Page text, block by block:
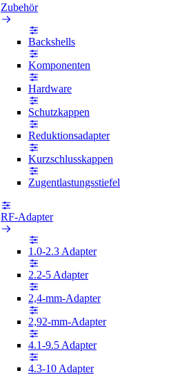
Zubehör
Backshells
Komponenten
Hardware
Schutzkappen
Reduktionsadapter
Kurzschlusskappen
Zugentlastungsstiefel
RF-Adapter
1.0-2.3 Adapter
2.2-5 Adapter
2,4-mm-Adapter
2,92-mm-Adapter
4.1-9.5 Adapter
4.3-10 Adapter